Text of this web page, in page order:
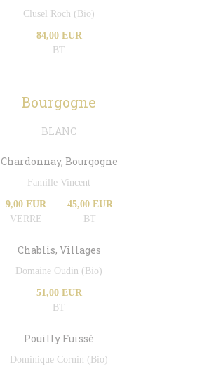
Clusel Roch (Bio)
84,00 EUR
BT
Bourgogne
BLANC
Chardonnay, Bourgogne
Famille Vincent
9,00 EUR
VERRE
45,00 EUR
BT
Chablis, Villages
Domaine Oudin (Bio)
51,00 EUR
BT
Pouilly Fuissé
Dominique Cornin (Bio)